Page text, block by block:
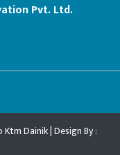
Pvt. Ltd.
Dainik | Design By :